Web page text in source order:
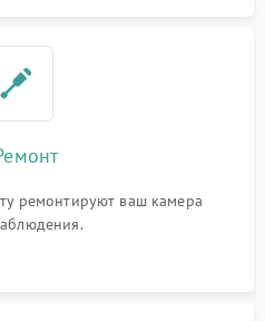
ремонтируют ваш камера